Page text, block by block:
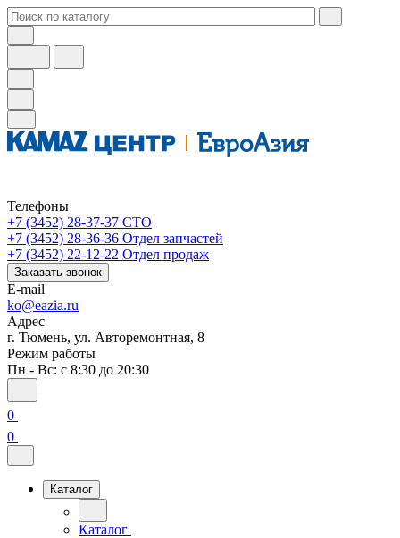
Телефоны
+7 (3452) 28-37-37 СТО
+7 (3452) 28-36-36 Отдел запчастей
+7 (3452) 22-12-22 Отдел продаж
Заказать звонок
E-mail
ko@eazia.ru
Адрес
г. Тюмень, ул. Авторемонтная, 8
Режим работы
Пн - Вс: с 8:30 до 20:30
0
0
Каталог
Каталог